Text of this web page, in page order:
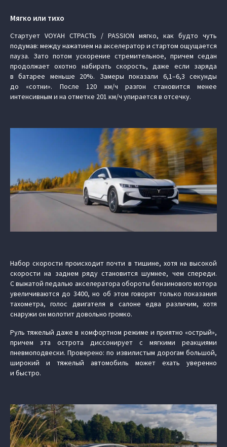
Мягко или тихо
Стартует VOYAH СТРАСТЬ / PASSION мягко, как будто чуть
подумав: между нажатием на акселератор и стартом ощущается
пауза. Зато потом ускорение стремительное, причем седан
продолжает охотно набирать скорость, даже если заряда
в батарее меньше 20%. Замеры показали 6,1–6,3 секунды
до «сотни». После 120 км/ч разгон становится менее
интенсивным и на отметке 201 км/ч упирается в отсечку.
Набор скорости происходит почти в тишине, хотя на высокой
скорости на заднем ряду становится шумнее, чем спереди.
С выжатой педалью акселератора обороты бензинового мотора
увеличиваются до 3400, но об этом говорят только показания
тахометра, голос двигателя в салоне едва различим, хотя
снаружи он молотит довольно громко.
Руль тяжелый даже в комфортном режиме и приятно «острый»,
причем эта острота диссонирует с мягкими реакциями
пневмоподвески. Проверено: по извилистым дорогам большой,
широкий и тяжелый автомобиль может ехать уверенно
и быстро.